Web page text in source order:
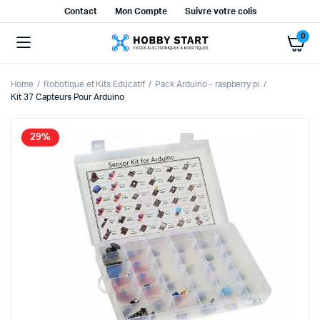
Contact Mon Compte Suivre votre colis
0
Home Robotique et Kits Educatif
Pack Arduino - raspberry pi
Kit 37 Capteurs Pour Arduino
29%